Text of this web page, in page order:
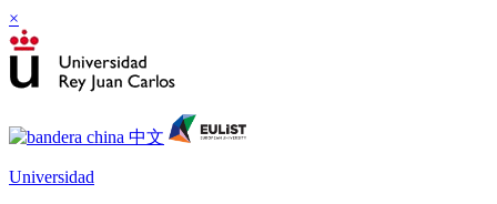
×
Universidad